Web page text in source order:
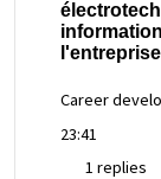
Career
23:41
1 replies